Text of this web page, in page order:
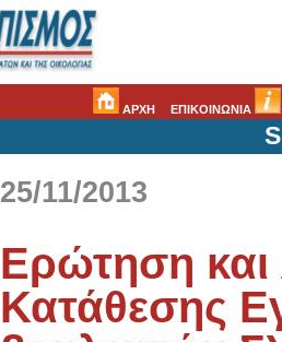
ΑΡΧΗ ΕΠΙΚΟΙΝΩΝΙΑ
25/11/2013
Ερώτηση και
Κατάθεσης